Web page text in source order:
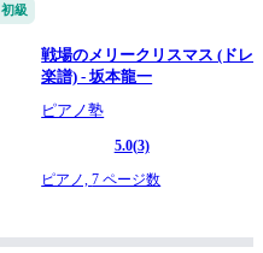
初級
戦場のメリークリスマス (ドレ
楽譜) - 坂本龍一
ピアノ塾
5.0(3)
ピアノ,7 ページ数